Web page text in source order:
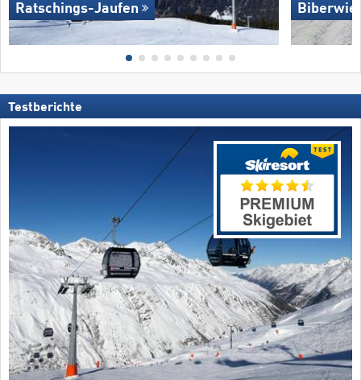
Ratschings-Jaufen
Testberichte